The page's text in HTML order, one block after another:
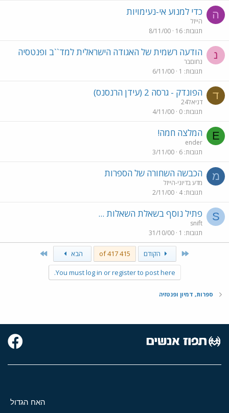
ה כדי למנוע אי-נעימויות
הייזל
תגובות 16
8/11/00
נ הודעה רשמית של האגודה הישראלית למד``ב ופנטסיה
נחוםבר
תגובות 1
6/11/00
ד הפונדק - גרסה 2 (עידן הרנסנס)
דניאל24
תגובות 0
4/11/00
E המלצה חמה!
ender
תגובות 6
3/11/00
מ הכבשה השחורה של הספרות
מדע בדיוני-הייזל
תגובות 4
2/11/00
S פתיל נוסף בשאלת השאלות ...
snift
תגובות 1
31/10/00
First הקודם 415 of 417 הבא
You must log in or register to post here.
ספרות, דמיון ופנטזיה
האח הגדול